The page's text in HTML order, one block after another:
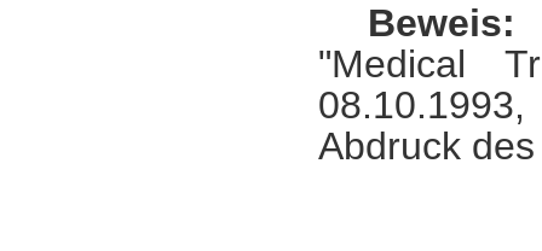
Beweis:
"Medical
Abdruck